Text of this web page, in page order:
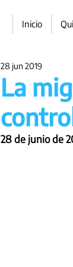
Inicio
La
28 jun 2019
28 de junio de